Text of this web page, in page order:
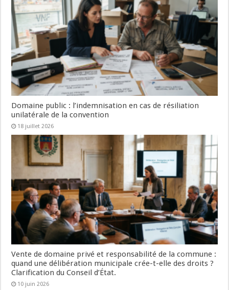
Domaine public : l’indemnisation en cas de résiliation
unilatérale de la convention
18 juillet 2026
Vente de domaine privé et responsabilité de la commune :
quand une délibération municipale crée-t-elle des droits ?
Clarification du Conseil d’État.
10 juin 2026